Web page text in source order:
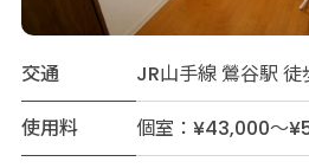
交通
JR山手線 鶯谷駅 徒
使用料
個室：¥43,000～